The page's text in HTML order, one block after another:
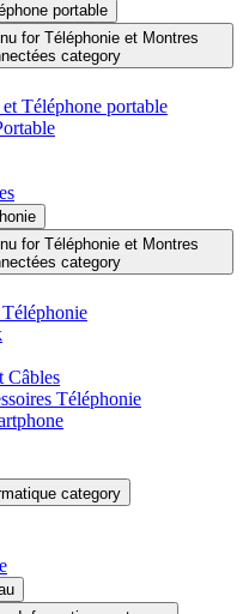
portable
for Téléphonie et Montres
category
Téléphone portable
for Téléphonie et Montres
category
Câbles
Téléphonie
category